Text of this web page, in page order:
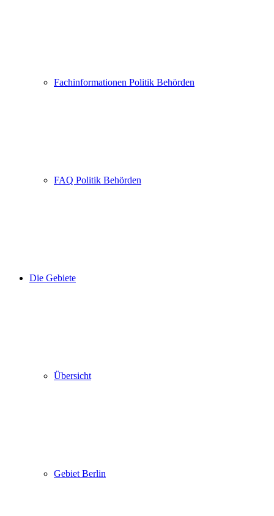
Fachinformationen Politik Behörden
FAQ Politik Behörden
Die Gebiete
Übersicht
Gebiet Berlin